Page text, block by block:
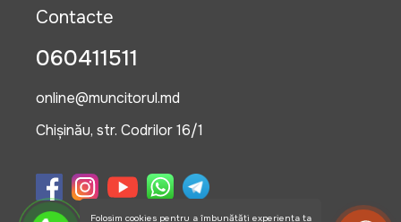
Contacte
060411511
online@muncitorul.md
Chișinău, str. Codrilor 16/1
Folosim cookies pentru a îmbunătăți experiența ta